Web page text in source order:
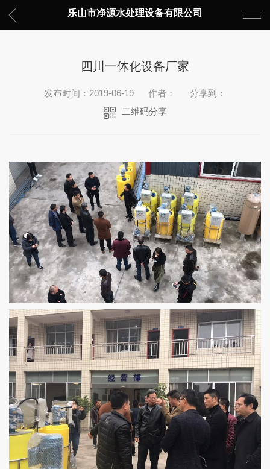
乐山市净源水处理设备有限公司
四川一体化设备厂家
发布时间：2019-06-19 作者：
分享到：
二维码分享